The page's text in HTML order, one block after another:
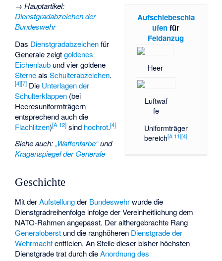
Aufschiebeschla
ufenfür
Feldanzug
Heer
Luftwaf
fe
Uniformträger
bereich[A 11][4]
→Hauptartikel:
Dienstgradabzeichen der
Bundeswehr
Das Dienstgradabzeichenfür
Generale zeigtgoldenes
Eichenlaub und vier goldene
SternealsSchulterabzeichen.
[4][7] Die Unterlagen der
Schulterklappen (bei
Heeresuniformträgern
entsprechend auch die
Flachlitzen)[A 12] sind hochrot.[4]
Siehe auch:„Waffenfarbe“und
Kragenspiegel der Generale
Geschichte
Mit derAufstellungder Bundeswehrwurde die
Dienstgradreihenfolge infolge der Vereinheitlichung dem
NATO-Rahmen angepasst. Der althergebrachte Rang
Generaloberst und die ranghöheren Dienstgrade der
Wehrmachtentfielen. An Stelle dieser bisher höchsten
Dienstgrade trat durch dieAnordnung des